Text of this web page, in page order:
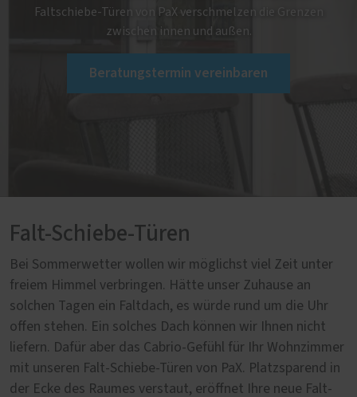
Faltschiebe-Türen von PaX verschmelzen die Grenzen
zwischen innen und außen.
Beratungstermin vereinbaren
Falt-Schiebe-Türen
Bei Sommerwetter wollen wir möglichst viel Zeit unter
freiem Himmel verbringen. Hätte unser Zuhause an
solchen Tagen ein Faltdach, es würde rund um die Uhr
offen stehen. Ein solches Dach können wir Ihnen nicht
liefern. Dafür aber das Cabrio-Gefühl für Ihr Wohnzimmer
mit unseren Falt-Schiebe-Türen von PaX. Platzsparend in
der Ecke des Raumes verstaut, eröffnet Ihre neue Falt-